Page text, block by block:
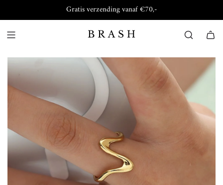
Gratis verzending vanaf €70,-